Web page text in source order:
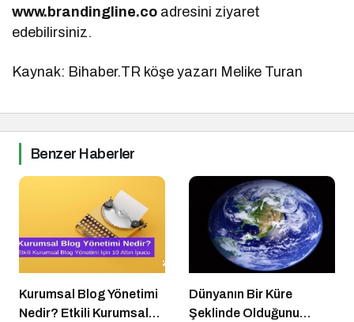
www.brandingline.co adresini ziyaret
edebilirsiniz.
Kaynak: Bihaber.TR köşe yazarı Melike Turan
Benzer Haberler
Kurumsal Blog Yönetimi
Nedir? Etkili Kurumsal
Dünyanın Bir Küre
Şeklinde Olduğunu